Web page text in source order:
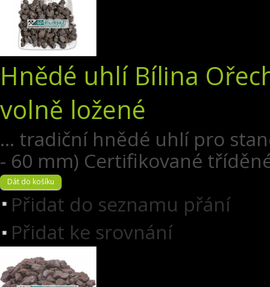
Hnědé uhlí Bílina
volně ložené
... tradiční hnědé uhlí pro
- 60 mm) Certifikované
Přidat do seznamu přání
Přidat ke srovnání